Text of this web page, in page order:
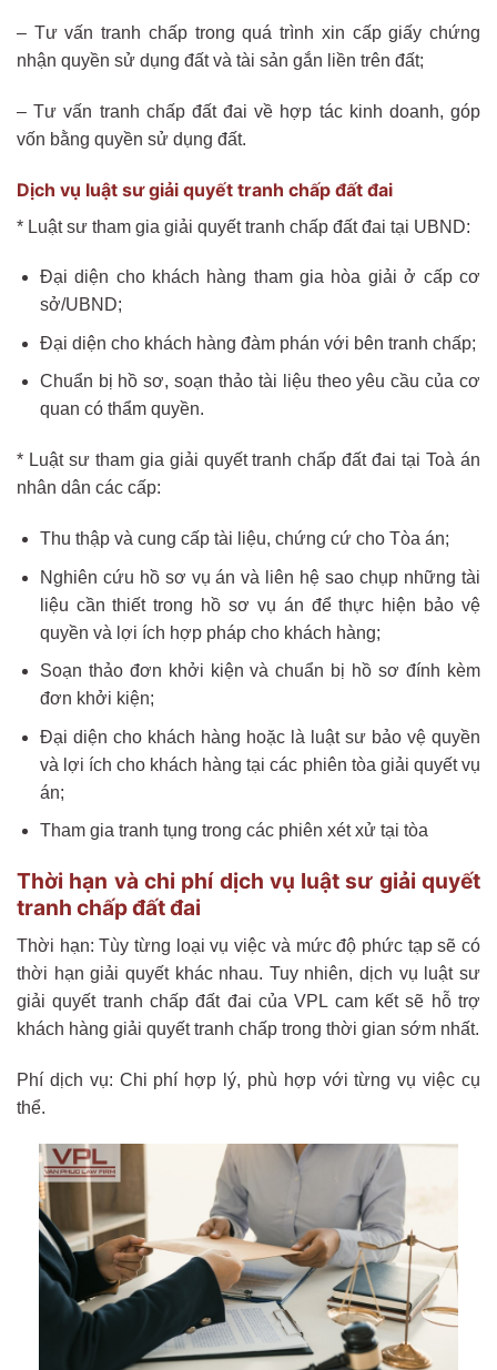
– Tư vấn tranh chấp trong quá trình xin cấp giấy chứng
nhận quyền sử dụng đất và tài sản gắn liền trên đất;
– Tư vấn tranh chấp đất đai về hợp tác kinh doanh, góp
vốn bằng quyền sử dụng đất.
Dịch vụ luật sư giải quyết tranh chấp đất đai
* Luật sư tham gia giải quyết tranh chấp đất đai tại UBND:
Đại diện cho khách hàng tham gia hòa giải ở cấp cơ
sở/UBND;
Đại diện cho khách hàng đàm phán với bên tranh chấp;
Chuẩn bị hồ sơ, soạn thảo tài liệu theo yêu cầu của cơ
quan có thẩm quyền.
* Luật sư tham gia giải quyết tranh chấp đất đai tại Toà án
nhân dân các cấp:
Thu thập và cung cấp tài liệu, chứng cứ cho Tòa án;
Nghiên cứu hồ sơ vụ án và liên hệ sao chụp những tài
liệu cần thiết trong hồ sơ vụ án để thực hiện bảo vệ
quyền và lợi ích hợp pháp cho khách hàng;
Soạn thảo đơn khởi kiện và chuẩn bị hồ sơ đính kèm
đơn khởi kiện;
Đại diện cho khách hàng hoặc là luật sư bảo vệ quyền
và lợi ích cho khách hàng tại các phiên tòa giải quyết vụ
án;
Tham gia tranh tụng trong các phiên xét xử tại tòa
Thời hạn và chi phí dịch vụ luật sư giải quyết
tranh chấp đất đai
Thời hạn: Tùy từng loại vụ việc và mức độ phức tạp sẽ có
thời hạn giải quyết khác nhau. Tuy nhiên, dịch vụ luật sư
giải quyết tranh chấp đất đai của VPL cam kết sẽ hỗ trợ
khách hàng giải quyết tranh chấp trong thời gian sớm nhất.
Phí dịch vụ: Chi phí hợp lý, phù hợp với từng vụ việc cụ
thể.